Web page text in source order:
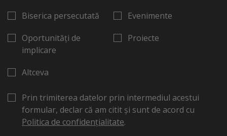
Biserica persecutată
Oportunități de
implicare
Evenimente
Proiecte
Altceva
Prin trimiterea datelor prin intermediul acestui
formular, declar că am citit și sunt de acord cu
Politica de confidențialitate.